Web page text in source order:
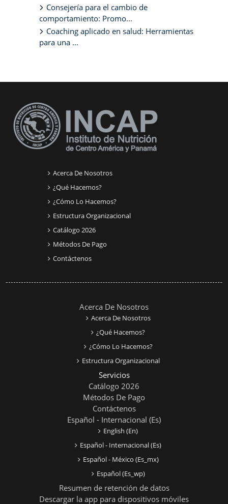
Consejería para el cambio de
comportamiento: Promo...
Coaching aplicado en salud: Herramientas
para una ...
Bloques suplementarios
Acerca De Nosotros
¿Qué Hacemos?
¿Cómo Lo Hacemos?
Estructura Organizacional
Catálogo 2026
Métodos De Pago
Contáctenos
Acerca De Nosotros
Acerca De Nosotros
¿Qué Hacemos?
¿Cómo Lo Hacemos?
Estructura Organizacional
Servicios
Catálogo 2026
Métodos De Pago
Contáctenos
Español - Internacional ‎(es)‎
English ‎(en)‎
Español - Internacional ‎(es)‎
Español - México ‎(es_mx)‎
Español ‎(es_wp)‎
Resumen de retención de datos
Descargar la app para dispositivos móviles